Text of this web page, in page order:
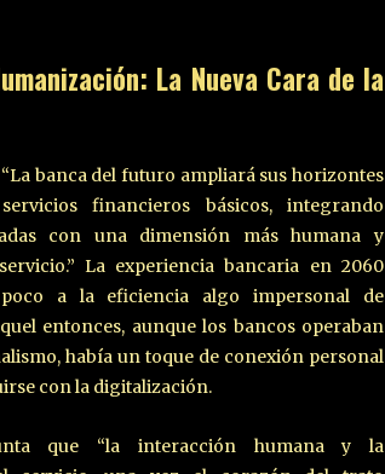
La Nueva Cara de la
banca del futuro ampliará sus horizontes
financieros básicos, integrando
con una dimensión más humana y
La experiencia bancaria en 2060
a la eficiencia algo impersonal de
entonces, aunque los bancos operaban
había un toque de conexión personal
con la digitalización.
que “la interacción humana y la